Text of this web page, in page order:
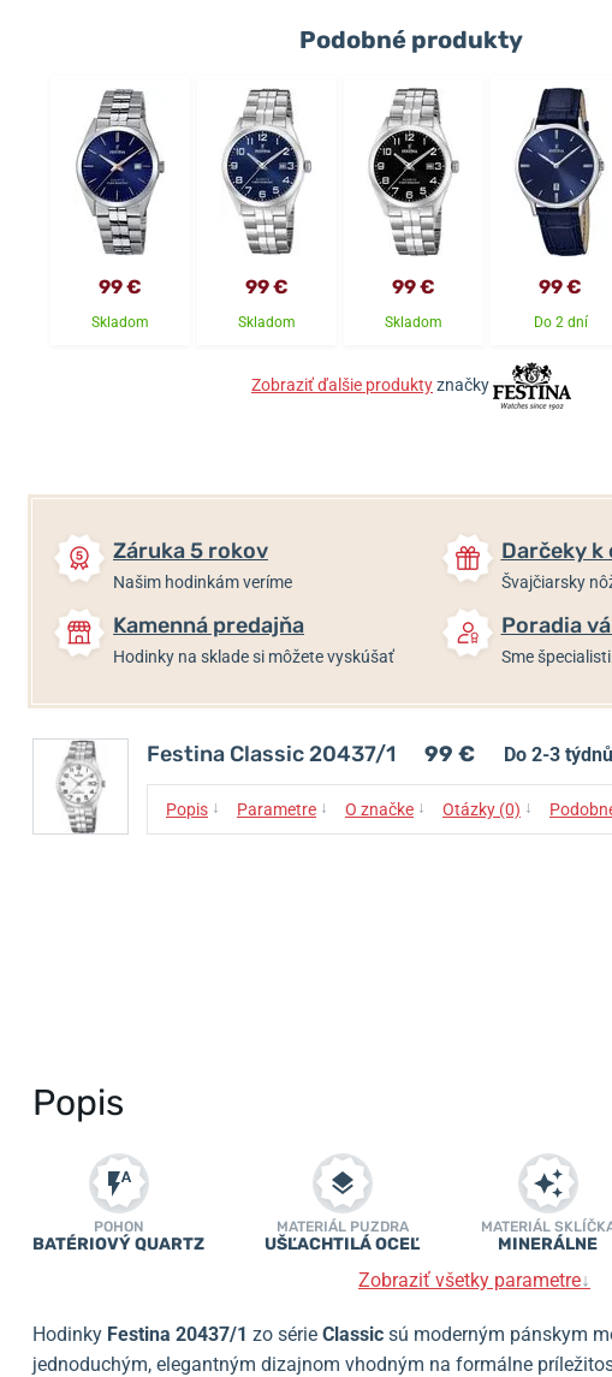
Podobné produkty
99 €
Skladom
99 €
Skladom
99 €
Skladom
99 €
Do 2 dní
Zobraziť ďalšie produktyznačky
Záruka 5 rokov
Našim hodinkám veríme
Darčeky k
Švajčiarsky
Kamenná predajňa
Hodinky na sklade si môžete vyskúšať
Poradia
Sme
Festina Classic 20437/1 99 € Do 2-3 týdnů
Popis ↓ Parametre ↓ O značke ↓ Otázky (0) ↓
Popis
POHON
BATÉRIOVÝ QUARTZ
MATERIÁL PUZDRA
UŠĽACHTILÁ OCEĽ
MATERIÁL
MINERÁLNE
Zobraziť všetky parametre↓
Hodinky Festina 20437/1 zo série Classic sú moderným pánskym
jednoduchým, elegantným dizajnom vhodným na formálne